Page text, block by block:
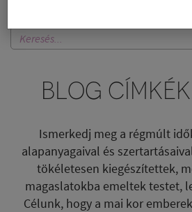
BLOG
Ismerkedj meg a régmúlt
alapanyagaival és
tökéletesen kiegészítettek,
magaslatokba emeltek testet,
Célunk, hogy a mai kor